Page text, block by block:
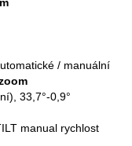
/ manuální
33,7°-0,9°
manual rychlost